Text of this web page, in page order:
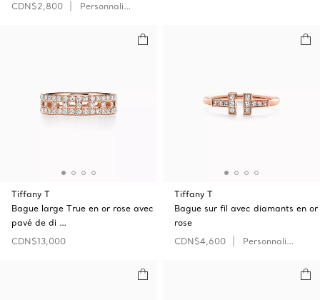
CDN$2,800
Personnaliser
Tiffany T
Bague large True en or rose avec
pavé de di …
CDN$13,000
Tiffany T
Bague sur fil avec diamants en or
rose
CDN$4,600
Personnaliser